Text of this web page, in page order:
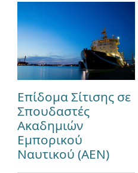
Επίδομα Σίτισης σε
Σπουδαστές
Ακαδημιών
Εμπορικού
Ναυτικού (ΑΕΝ)